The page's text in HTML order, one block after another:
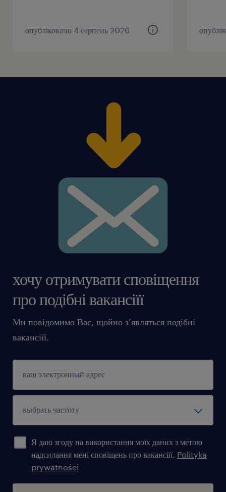
опубліковано 4 серпень 2026
хочу отримувати сповіщення
про подібні вакансіїї
Ми повідомимо Вас, щойно з’являться подібні
вакансіїї.
Я даю згоду на використання моїх даних з метою
надсилання мені сповіщень про вакансіїї. Polityka
prywatności